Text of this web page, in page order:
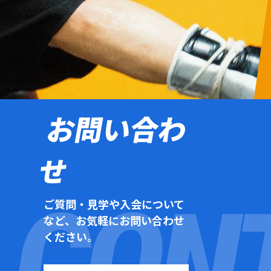
お問い合わ
せ
ご質問・見学や入会について
など、お気軽にお問い合わせ
ください。